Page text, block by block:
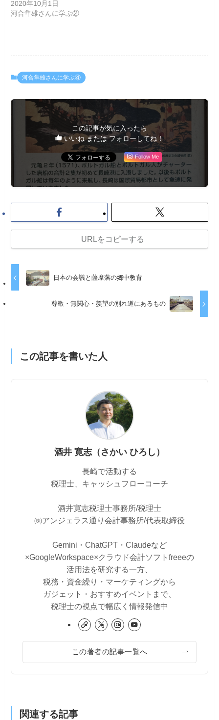
2020年10月1日
河合隼雄さんに学ぶ②
河合隼雄さんに学ぶ④
この記事が気に入ったら
いいね または フォローしてね！
Follow Me
URLをコピーする
日本の会議と薩摩藩の郷中教育
尊敬・無関心・羨望の別れ道にあるもの
この記事を書いた人
酒井 寛志（さかい ひろし）
長崎で活動する
税理士、キャッシュフローコーチ
酒井寛志税理士事務所/税理士
㈱アンジェラス通り会計事務所/代表取締役
Gemini・ChatGPT・Claudeなど
×GoogleWorkspace×クラウド会計ソフトfreeeの
活用法を研究する一方、
税務・資金繰り・マーケティングから
ガジェット・おすすめイベントまで、
税理士の視点で幅広く情報発信中
この著者の記事一覧へ
関連する記事